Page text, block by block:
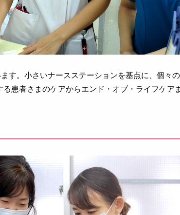
す。小さいナースステーションを基点に、個々
患者さまのケアからエンド・オブ・ライフケア